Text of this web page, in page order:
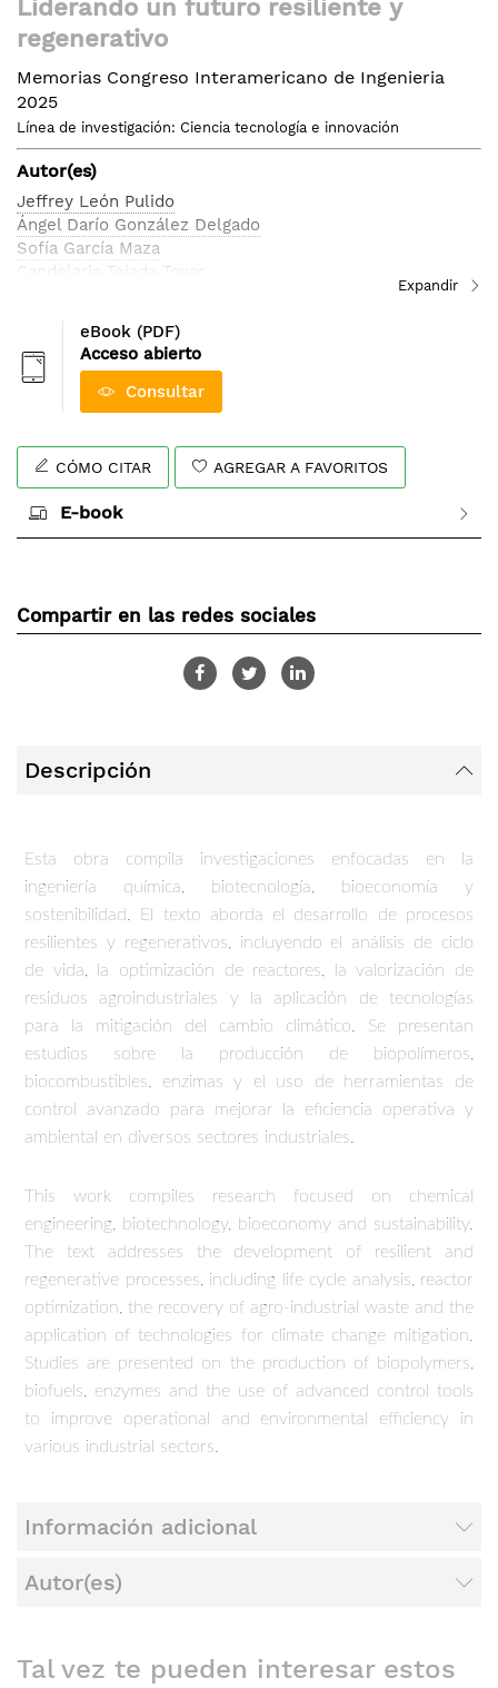
al
comienzo
la
galería
de
imágenes
Liderando un futuro resiliente y
regenerativo
Memorias Congreso Interamericano de Ingenieria
2025
Línea de investigación: Ciencia tecnología e innovación
Autor(es)
Jeffrey León Pulido
Ángel Darío González Delgado
Sofía García Maza
Candelaria Tejada Tovar
eBook (PDF)
Acceso abierto
Consultar
CÓMO CITAR AGREGAR A FAVORITOS
E-book
Compartir en las redes sociales
Descripción
Esta obra compila investigaciones enfocadas en la
ingeniería química, biotecnología, bioeconomía y
sostenibilidad. El texto aborda el desarrollo de procesos
resilientes y regenerativos, incluyendo el análisis de ciclo
de vida, la optimización de reactores, la valorización de
residuos agroindustriales y la aplicación de tecnologías
para la mitigación del cambio climático. Se presentan
estudios sobre la producción de biopolímeros,
biocombustibles, enzimas y el uso de herramientas de
control avanzado para mejorar la eficiencia operativa y
ambiental en diversos sectores industriales.
This work compiles research focused on chemical
engineering, biotechnology, bioeconomy and sustainability.
The text addresses the development of resilient and
regenerative processes, including life cycle analysis, reactor
optimization, the recovery of agro-industrial waste and the
application of technologies for climate change mitigation.
Studies are presented on the production of biopolymers,
biofuels, enzymes and the use of advanced control tools
to improve operational and environmental efficiency in
various industrial sectors.
Información adicional
Autor(es)
Tal vez te pueden interesar estos